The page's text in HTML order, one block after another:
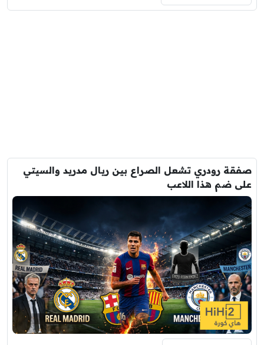
صفقة رودري تشعل الصراع بين ريال مدريد والسيتي
على ضم هذا اللاعب